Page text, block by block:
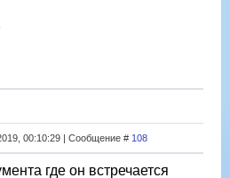
00:10:29 | Сообщение # 108
где он встречается